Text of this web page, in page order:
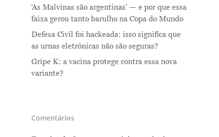
‘As Malvinas são argentinas’ — e por que essa
faixa gerou tanto barulho na Copa do Mundo
Defesa Civil foi hackeada: isso significa que
as urnas eletrônicas não são seguras?
Gripe K: a vacina protege contra essa nova
variante?
Comentários